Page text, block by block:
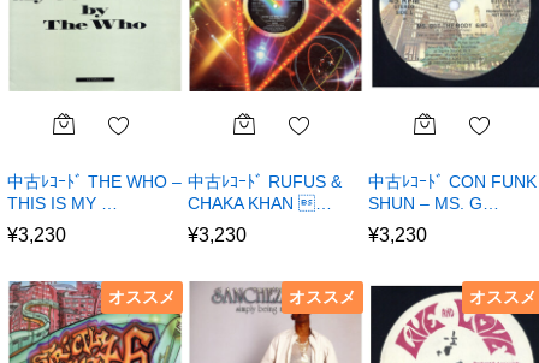
中古ﾚｺｰﾄﾞ THE WHO –
THIS IS MY …
¥3,230
中古ﾚｺｰﾄﾞ RUFUS &
CHAKA KHAN …
¥3,230
中古ﾚｺｰﾄﾞ CON FUNK
SHUN – MS. G…
¥3,230
オススメ オススメ オススメ